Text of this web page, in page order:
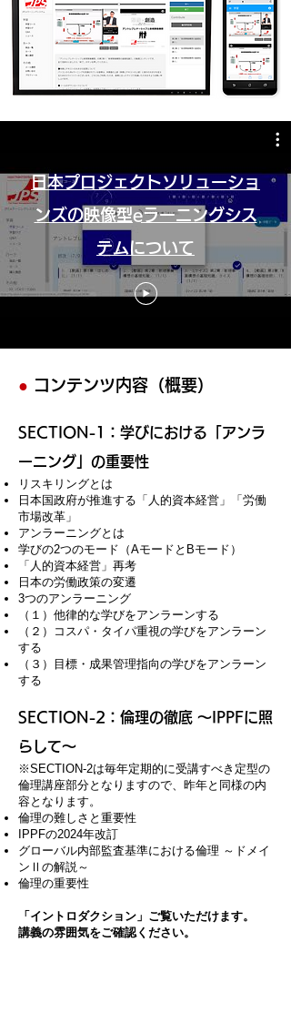
日本プロジェクトソリューショ
ンズの映像型eラーニングシス
テムについて
● コンテンツ内容（概要）
​SECTION-1：学びにおける「アンラ
ーニング」の重要性
リスキリングとは
日本国政府が推進する「人的資本経営」「労働
市場改革」
アンラーニングとは
学びの2つのモード（AモードとBモード）
「人的資本経営」再考
日本の労働政策の変遷
3つのアンラーニング
（１）他律的な学びをアンラーンする
（２）コスパ・タイパ重視の学びをアンラーン
する
（３）目標・成果管理指向の学びをアンラーン
する
SECTION-2：倫理の徹底 ～IPPFに照
らして～
​※SECTION-2は毎年定期的に受講すべき定型の
倫理講座部分となりますので、昨年と同様の内
容となります。
倫理の難しさと重要性
IPPFの2024年改訂
グローバル内部監査基準における倫理 ～ドメイ
ンⅡの解説～
倫理の重要性
「イントロダクション」ご覧いただけます。
​講義の雰囲気をご確認ください。